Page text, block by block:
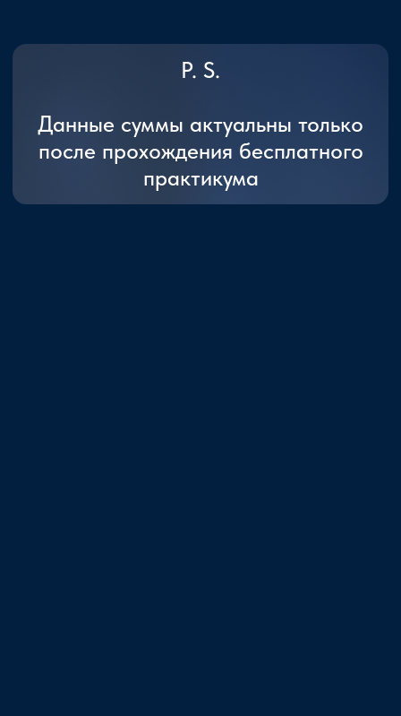
Рунические ставы
контент
Курс. База Эзотерики.
Руны. Старший Футарк